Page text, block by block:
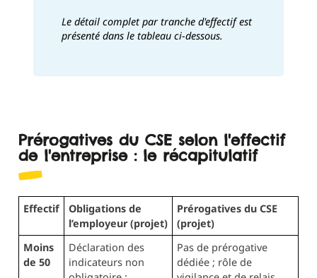
Le détail complet par tranche d'effectif est
présenté dans le tableau ci-dessous.
Prérogatives du CSE selon l'effectif
de l'entreprise : le récapitulatif
Effectif
Obligations de
l’employeur (projet)
Prérogatives du CSE
(projet)
Moins
de 50
Déclaration des
indicateurs non
Pas de prérogative
dédiée ; rôle de